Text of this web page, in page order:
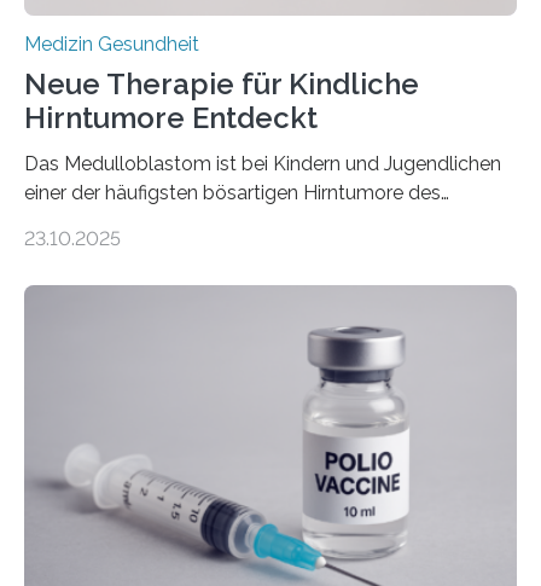
Medizin Gesundheit
Neue Therapie für Kindliche
Hirntumore Entdeckt
Das Medulloblastom ist bei Kindern und Jugendlichen
einer der häufigsten bösartigen Hirntumore des
Betroffenen können mit heutigen Methoden geheilt
Dringend benötigt werden zielgerichtete Therapien, die
nur Tumorschwachstellen angreifen und normales
Gewebe verschonen. Forschende um Daniel Merk vom
Hertie-Institut für klinische Hirnforschung am
Universitätsklinikum Tübingen haben eine solche
Schwachstelle im Erbgut einer Untergruppe des
Medulloblastoms gefunden. Die Wilhelm Sander-
Stiftung unterstützte das Projekt…
23.10.2025